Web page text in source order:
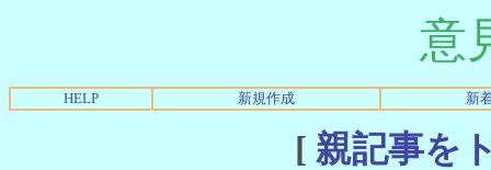
意
HELP 新規作成 新
[ 親記事を